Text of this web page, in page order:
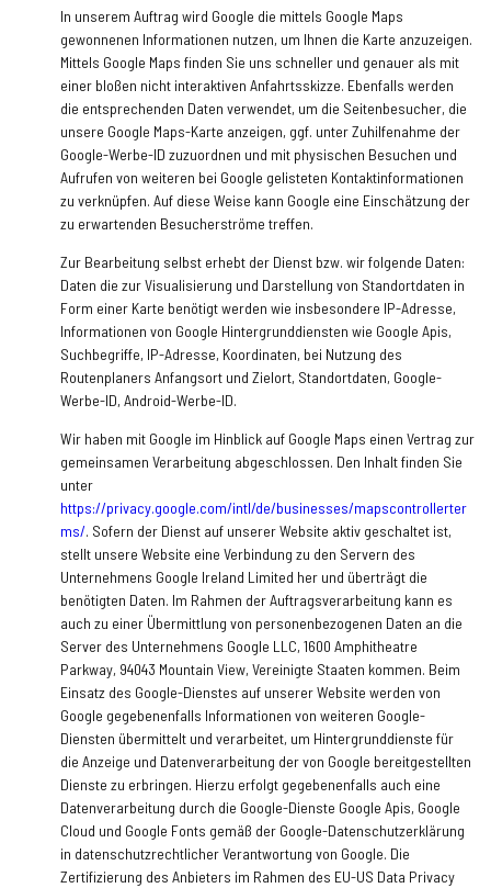
In unserem Auftrag wird Google die mittels Google Maps
gewonnenen Informationen nutzen, um Ihnen die Karte anzuzeigen.
Mittels Google Maps finden Sie uns schneller und genauer als mit
einer bloßen nicht interaktiven Anfahrtsskizze. Ebenfalls werden
die entsprechenden Daten verwendet, um die Seitenbesucher, die
unsere Google Maps-Karte anzeigen, ggf. unter Zuhilfenahme der
Google-Werbe-ID zuzuordnen und mit physischen Besuchen und
Aufrufen von weiteren bei Google gelisteten Kontaktinformationen
zu verknüpfen. Auf diese Weise kann Google eine Einschätzung der
zu erwartenden Besucherströme treffen.
Zur Bearbeitung selbst erhebt der Dienst bzw. wir folgende Daten:
Daten die zur Visualisierung und Darstellung von Standortdaten in
Form einer Karte benötigt werden wie insbesondere IP-Adresse,
Informationen von Google Hintergrunddiensten wie Google Apis,
Suchbegriffe, IP-Adresse, Koordinaten, bei Nutzung des
Routenplaners Anfangsort und Zielort, Standortdaten, Google-
Werbe-ID, Android-Werbe-ID.
Wir haben mit Google im Hinblick auf Google Maps einen Vertrag zur
gemeinsamen Verarbeitung abgeschlossen. Den Inhalt finden Sie
unter
https://privacy.google.com/intl/de/businesses/mapscontrollerter
ms/. Sofern der Dienst auf unserer Website aktiv geschaltet ist,
stellt unsere Website eine Verbindung zu den Servern des
Unternehmens Google Ireland Limited her und überträgt die
benötigten Daten. Im Rahmen der Auftragsverarbeitung kann es
auch zu einer Übermittlung von personenbezogenen Daten an die
Server des Unternehmens Google LLC, 1600 Amphitheatre
Parkway, 94043 Mountain View, Vereinigte Staaten kommen. Beim
Einsatz des Google-Dienstes auf unserer Website werden von
Google gegebenenfalls Informationen von weiteren Google-
Diensten übermittelt und verarbeitet, um Hintergrunddienste für
die Anzeige und Datenverarbeitung der von Google bereitgestellten
Dienste zu erbringen. Hierzu erfolgt gegebenenfalls auch eine
Datenverarbeitung durch die Google-Dienste Google Apis, Google
Cloud und Google Fonts gemäß der Google-Datenschutzerklärung
in datenschutzrechtlicher Verantwortung von Google. Die
Zertifizierung des Anbieters im Rahmen des EU-US Data Privacy